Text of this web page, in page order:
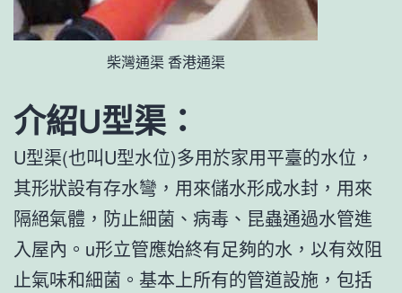
柴灣通渠 香港通渠
介紹U型渠：
U型渠(也叫U型水位)多用於家用平臺的水位，
其形狀設有存水彎，用來儲水形成水封，用來
隔絕氣體，防止細菌、病毒、昆蟲通過水管進
入屋內。u形立管應始終有足夠的水，以有效阻
止氣味和細菌。基本上所有的管道設施，包括